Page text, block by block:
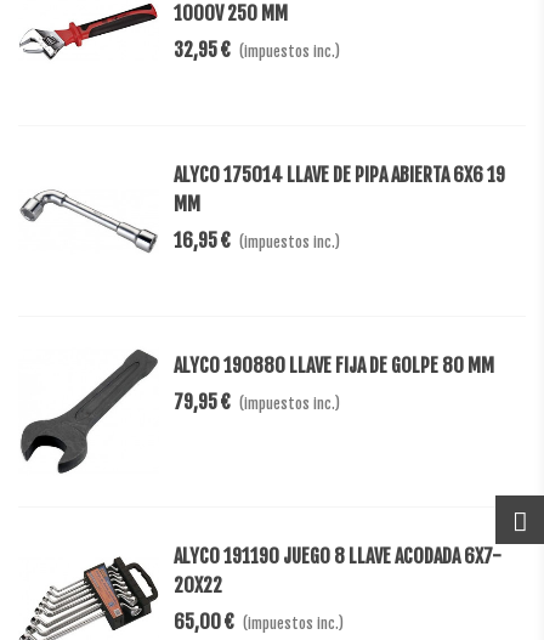
1000V 250 MM
32,95 € (impuestos inc.)
ALYCO 175014 LLAVE DE PIPA ABIERTA 6X6 19
MM
16,95 € (impuestos inc.)
ALYCO 190880 LLAVE FIJA DE GOLPE 80 MM
79,95 € (impuestos inc.)
ALYCO 191190 JUEGO 8 LLAVE ACODADA 6X7-
20X22
65,00 € (impuestos inc.)